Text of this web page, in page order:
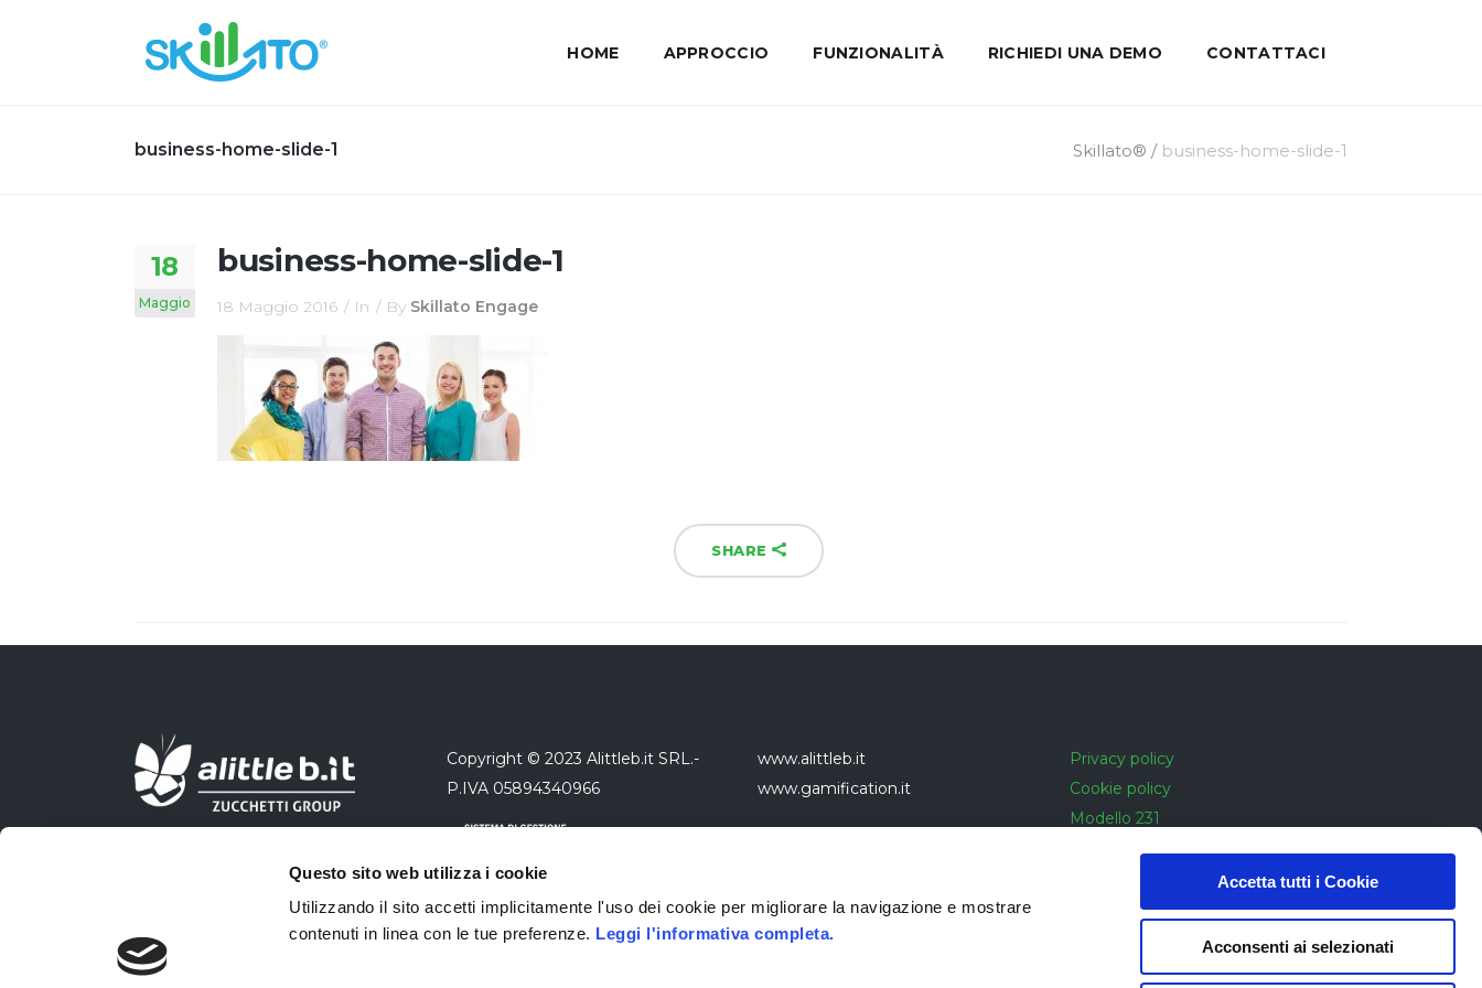
Questo sito web utilizza i cookie
Utilizzando il sito accetti implicitamente l'uso dei cookie per migliorare la navigazione e mostrare
contenuti in linea con le tue preferenze. Leggi l'informativa completa.
Accetta tutti i Cookie
Acconsenti ai selezionati
HOME APPROCCIO FUNZIONALITÀ RICHIEDI UNA DEMO CONTATTACI
business-home-slide-1 Skillato® / business-home-slide-1
18
Maggio
business-home-slide-1
18 Maggio 2016 In By Skillato Engage
SHARE
Copyright © 2023 Alittleb.it SRL.-
P.IVA 05894340966
www.alittleb.it
www.gamification.it
Privacy policy
Cookie policy
Modello 231